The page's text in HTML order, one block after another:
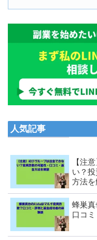
人気記事
【注
い？
方法を
蜂巣
口コ